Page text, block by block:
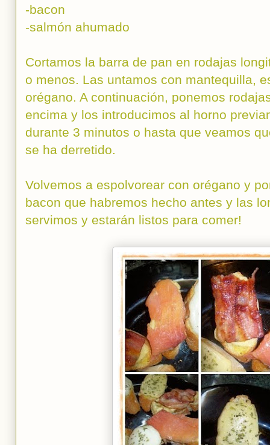
-bacon
-salmón ahumado
Cortamos la barra de pan en rodajas
o menos. Las untamos con mantequilla,
orégano. A continuación, ponemos
encima y los introducimos al horno
durante 3 minutos o hasta que veamos
se ha derretido.
Volvemos a espolvorear con orégano y
bacon que habremos hecho antes y las
servimos y estarán listos para comer!